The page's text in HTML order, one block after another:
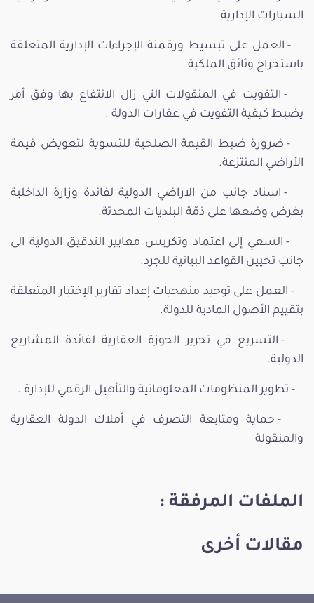
السيارات الإدارية.
- العمل على تبسيط ورقمنة الإجراءات الإدارية المتعلقة
باستخراج وثائق الملكية.
- التفويت في المنقولات التي زال الانتفاع بها وفق أمر
يضبط كيفية التفويت في عقارات الدولة .
- ضرورة ضبط القيمة الصلحية للتسوية لتعويض قيمة
الأراضي المنتزعة.
- اسناد جانب من الاراضي الدولية لفائدة وزارة الداخلية
بغرض وضعها على ذمّة البلديات المحدثة.
- السعي إلى اعتماد وتكريس معايير التدقيق الدولية الى
جانب تحيين القواعد البيانية للجرد.
- العمل على توحيد منهجيات إعداد تقارير الإختبار المتعلقة
بتقييم الأصول المادية للدولة.
- التسريع في تحرير الحوزة العقارية لفائدة المشاريع
الدولية.
- تطوير المنظومات المعلوماتية والتأهيل الرقمي للإدارة .
- حماية ومتابعة التصرف في أملاك الدولة العقارية
والمنقولة
الملفات المرفقة :
مقالات أخرى